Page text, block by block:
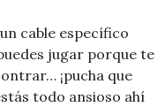
cable específico
jugar porque te
¡pucha que
todo ansioso ahí